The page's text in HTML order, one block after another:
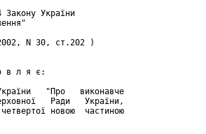
Закону України
N 30, ст.202 )
в л я є:
"Про   виконавче
Ради   України,
новою  частиною